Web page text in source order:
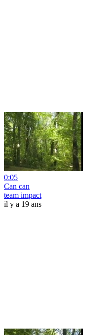
0:05
Can can
team impact
il y a 19 ans